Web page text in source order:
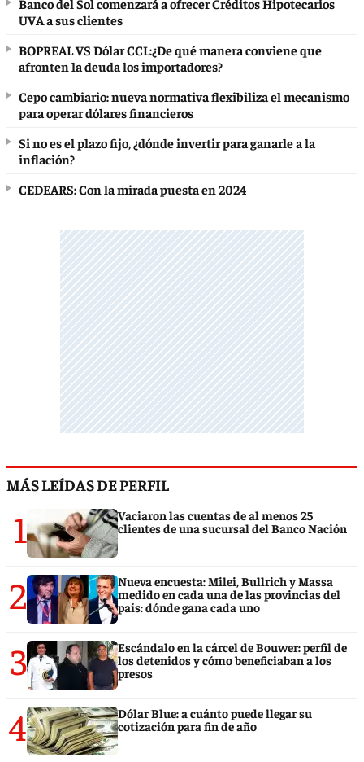
Banco del Sol comenzará a ofrecer Créditos Hipotecarios
UVA a sus clientes
BOPREAL VS Dólar CCL:¿De qué manera conviene que
afronten la deuda los importadores?
Cepo cambiario: nueva normativa flexibiliza el mecanismo
para operar dólares financieros
Si no es el plazo fijo, ¿dónde invertir para ganarle a la
inflación?
CEDEARS: Con la mirada puesta en 2024
MÁS LEÍDAS DE PERFIL
1
Vaciaron las cuentas de al menos 25
clientes de una sucursal del Banco Nación
2
Nueva encuesta: Milei, Bullrich y Massa
medido en cada una de las provincias del
país: dónde gana cada uno
3
Escándalo en la cárcel de Bouwer: perfil de
los detenidos y cómo beneficiaban a los
presos
4
Dólar Blue: a cuánto puede llegar su
cotización para fin de año